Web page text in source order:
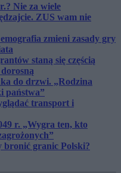
Nie za wiele
ZUS wam nie
zmieni zasady gry
staną się częścią
do drzwi. „Rodzina
państwa”
transport i
r. „Wygra ten, kto
bronić granic Polski?